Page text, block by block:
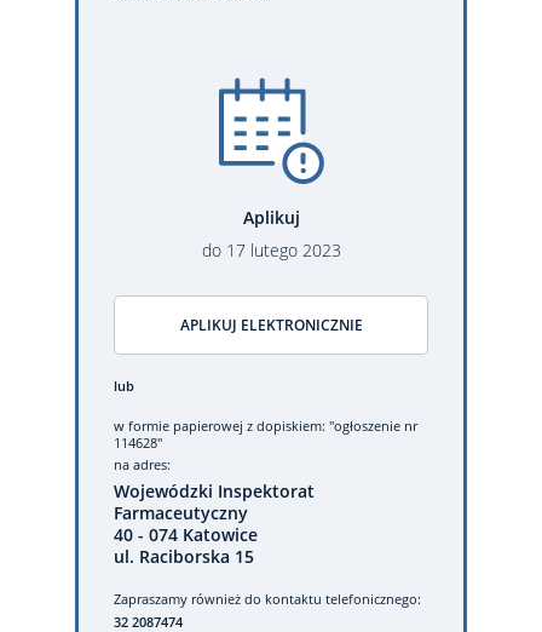
Aplikuj
do 17 lutego 2023
APLIKUJ ELEKTRONICZNIE
lub
w formie papierowej z dopiskiem: "ogłoszenie nr
114628"
na adres:
Wojewódzki Inspektorat
Farmaceutyczny
40 - 074 Katowice
ul. Raciborska 15
Zapraszamy również do kontaktu telefonicznego:
32 2087474